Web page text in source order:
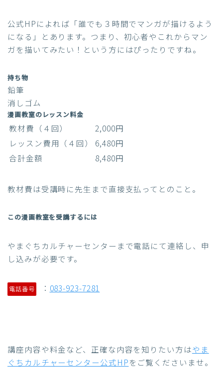
公式HPによれば「誰でも３時間でマンガが描けるよう
になる」とあります。つまり、初心者やこれからマン
ガを描いてみたい！という方にはぴったりですね。
持ち物
鉛筆
消しゴム
漫画教室のレッスン料金
教材費（４回）
2,000円
レッスン費用（４回）
6,480円
合計金額
8,480円
教材費は受講時に先生まで直接支払ってとのこと。
この漫画教室を受講するには
やまぐちカルチャーセンターまで電話にて連絡し、申
し込みが必要です。
電話番号 ： 083-923-7281
講座内容や料金など、正確な内容を知りたい方はやま
ぐちカルチャーセンター公式HPをご覧くださいませ。